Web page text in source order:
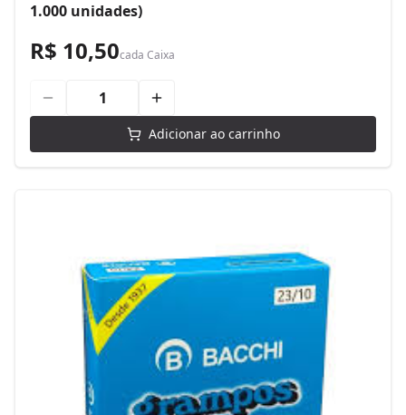
1.000 unidades)
R$ 10,50cada Caixa
Adicionar ao carrinho